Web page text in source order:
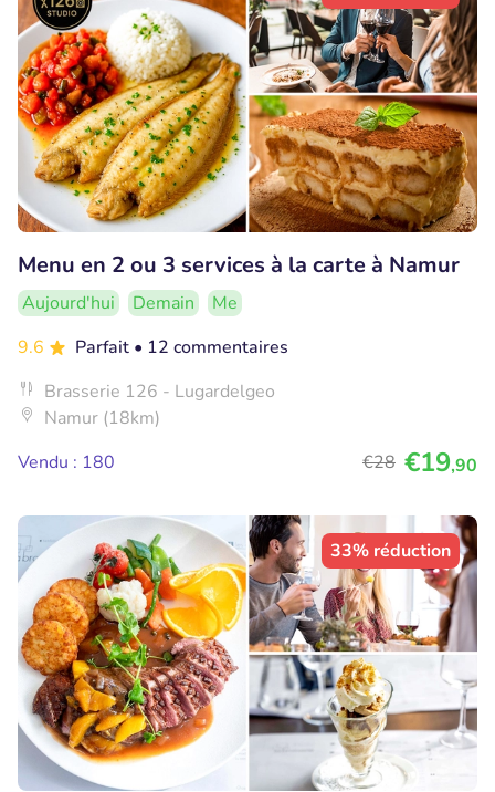
Menu en 2 ou 3 services à la carte à Namur
Aujourd'hui Demain
Me
9.6
Parfait • 12 commentaires
Brasserie 126 - Lugardelgeo
Namur (18km)
Vendu : 180
€28 €19,90
33% réduction